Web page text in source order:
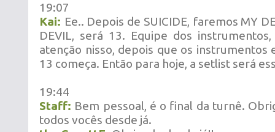
19:07
Kai: Ee.. Depois de SUICIDE, faremos MY
DEVIL, será 13. Equipe dos
atenção nisso, depois que os instrumentos
13 começa. Então para hoje, a setlist será
19:44
Staff: Bem pessoal, é o final da turnê.
todos vocês desde já.